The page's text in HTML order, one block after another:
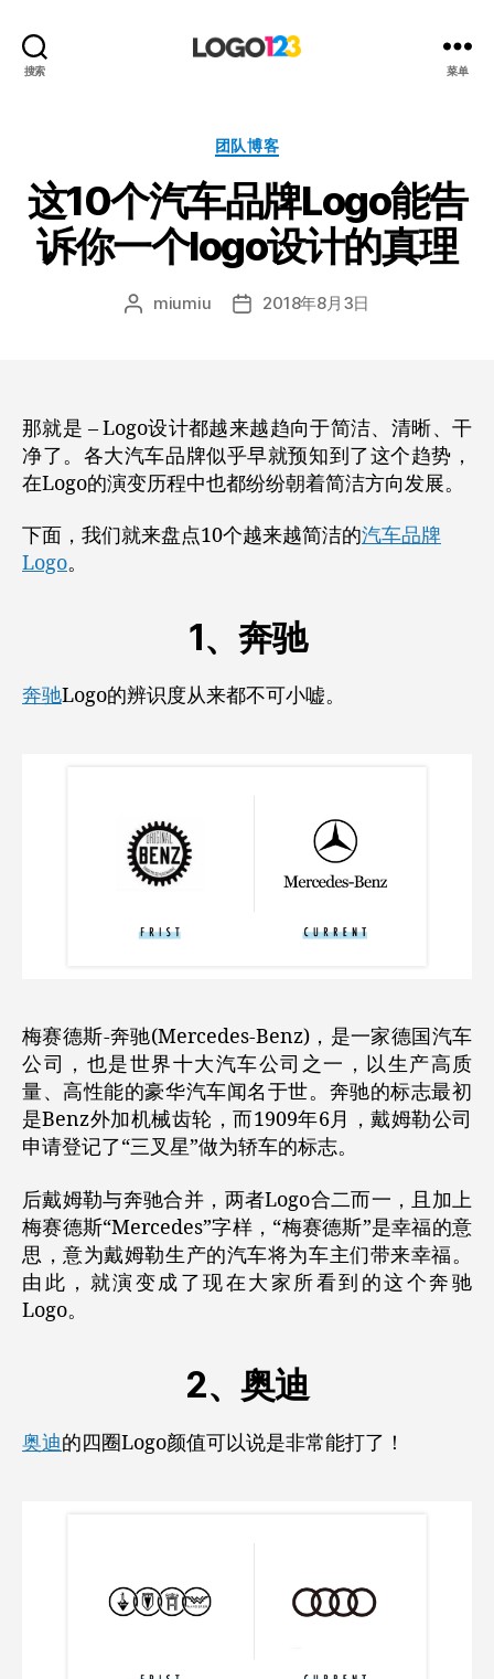
搜索
设
计
博
客
菜单
分
团队博客
这10个汽车品牌Logo能告
诉你一个logo设计的真理
文 miumiu
发 2018年8月3日
那就是 – Logo设计都越来越趋向于简洁、清晰、干
净了。 各大汽车品牌似乎早就预知到了这个趋势，
在Logo的演变历程中也都纷纷朝着简洁方向发展。
下面，我们就来盘点10个越来越简洁的汽车品牌
Logo。
1、奔驰
奔驰Logo的辨识度从来都不可小嘘。
梅赛德斯-奔驰(Mercedes-Benz)，是一家德国汽车
公司，也是世界十大汽车公司之一，以生产高质
量、高性能的豪华汽车闻名于世。奔驰的标志最初
是Benz外加机械齿轮，而1909年6月，戴姆勒公司
申请登记了“三叉星”做为轿车的标志。
后戴姆勒与奔驰合并，两者Logo合二而一，且加上
梅赛德斯“Mercedes”字样，“梅赛德斯”是幸福的意
思，意为戴姆勒生产的汽车将为车主们带来幸福。
由此，就演变成了现在大家所看到的这个奔驰
Logo。
2、奥迪
奥迪的四圈Logo颜值可以说是非常能打了！